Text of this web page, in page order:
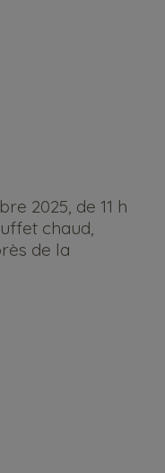
2025, de 11 h
chaud,
de la